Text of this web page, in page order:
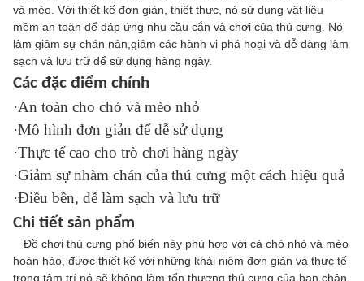
và mèo. Với thiết kế đơn giản, thiết thực, nó sử dụng vật liệu
mềm an toàn để đáp ứng nhu cầu cắn và chơi của thú cưng. Nó
làm giảm sự chán nản,giảm các hành vi phá hoại và dễ dàng làm
sạch và lưu trữ để sử dụng hàng ngày.
Các đặc điểm chính
·An toàn cho chó và mèo nhỏ
·Mô hình đơn giản để dễ sử dụng
·Thực tế cao cho trò chơi hàng ngày
·Giảm sự nhàm chán của thú cưng một cách hiệu quả
·Điều bền, dễ làm sạch và lưu trữ
Chi tiết sản phẩm
Đồ chơi thú cưng phổ biến này phù hợp với cả chó nhỏ và mèo
hoàn hảo, được thiết kế với những khái niệm đơn giản và thực tế
trong tâm trí.nó sẽ không làm tổn thương thú cưng của bạn chân